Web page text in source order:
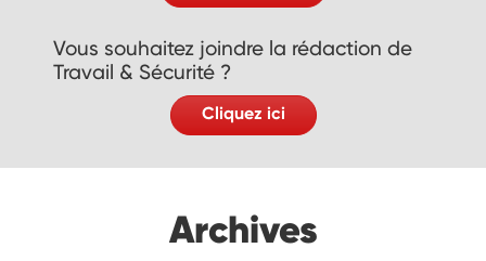
Vous souhaitez joindre la rédaction de
Travail & Sécurité ?
Cliquez ici
Archives